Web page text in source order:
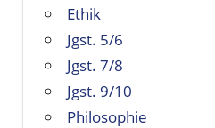
Ethik
Jgst. 5/6
Jgst. 7/8
Jgst. 9/10
Philosophie